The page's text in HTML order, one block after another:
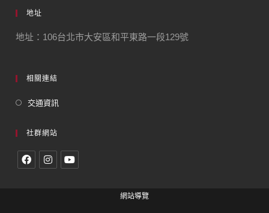
地址
地址：106台北市大安區和平東路一段129號
相關連結
交通資訊
社群網站
網站導覽